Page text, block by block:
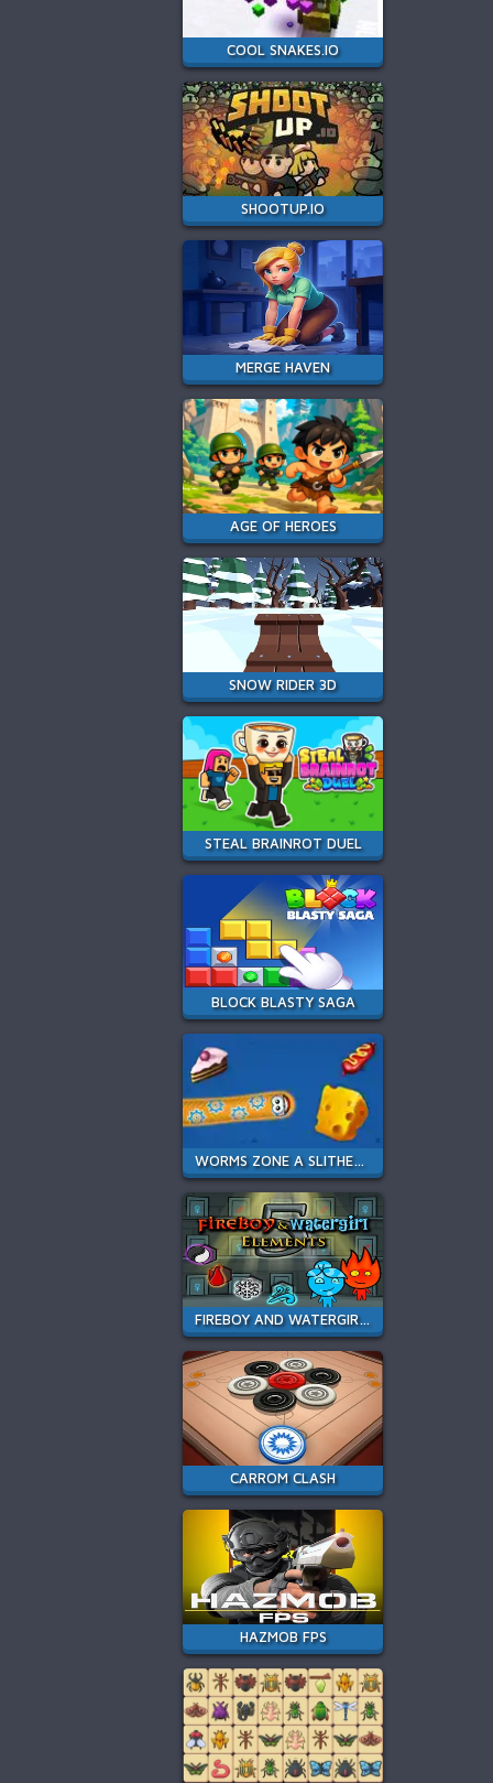
COOL SNAKES.IO
SHOOTUP.IO
MERGE HAVEN
AGE OF HEROES
SNOW RIDER 3D
STEAL BRAINROT DUEL
BLOCK BLASTY SAGA
WORMS ZONE A SLITHERY SNAKE
FIREBOY AND WATERGIRL 5 ELEMENTS
CARROM CLASH
HAZMOB FPS